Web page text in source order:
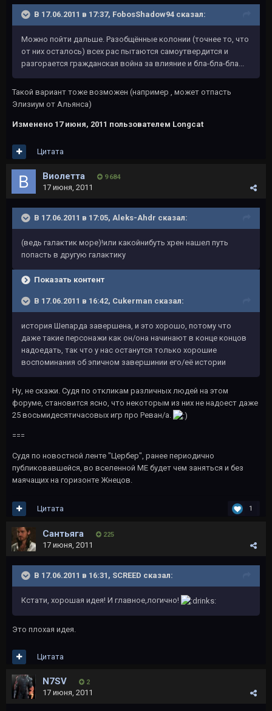
В 17.06.2011 в 17:37, FobosShadow94 сказал:
Можно пойти дальше. Разобщённые колонии (точнее то, что
от них осталось) всех рас пытаются самоутвердится и
разгорается гражданская война за влияние и бла-бла-бла...
Такой вариант тоже возможен (например , может отпасть
Элизиум от Альянса)
Изменено 17 июня, 2011 пользователем Longcat
Цитата
Виолетта 9 684
17 июня, 2011
В 17.06.2011 в 17:05, Aleks-Ahdr сказал:
(ведь галактик море)!или какойнибуть хрен нашел путь
попасть в другую галактику
Показать контент
В 17.06.2011 в 16:42, Cukerman сказал:
история Шепарда завершена, и это хорошо, потому что
даже такие персонажи как он/она начинают в конце концов
надоедать, так что у нас останутся только хорошие
воспоминания об эпичном завершинии его/её истории
Ну, не скажи. Судя по откликам различных людей на этом
форуме, становится ясно, что некоторым из них не надоест даже
25 восьмидесятичасовых игр про Реван/а.
===
Судя по новостной ленте "Цербер", ранее периодично
публиковавшейся, во вселенной МЕ будет чем заняться и без
маячащих на горизонте Жнецов.
1
Цитата
Сантьяга 225
17 июня, 2011
В 17.06.2011 в 16:31, SCREED сказал:
Кстати, хорошая идея! И главное,логично!
Это плохая идея.
Цитата
N7SV 2
17 июня, 2011